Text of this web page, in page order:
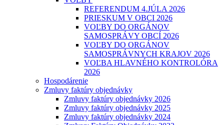
REFERENDUM 4.JÚLA 2026
PRIESKUM V OBCI 2026
VOĽBY DO ORGÁNOV
SAMOSPRÁVY OBCÍ 2026
VOĽBY DO ORGÁNOV
SAMOSPRÁVNYCH KRAJOV 2026
VOĽBA HLAVNÉHO KONTROLÓRA
2026
Hospodárenie
Zmluvy faktúry objednávky
Zmluvy faktúry objednávky 2026
Zmluvy faktúry objednávky 2025
Zmluvy faktúry objednávky 2024